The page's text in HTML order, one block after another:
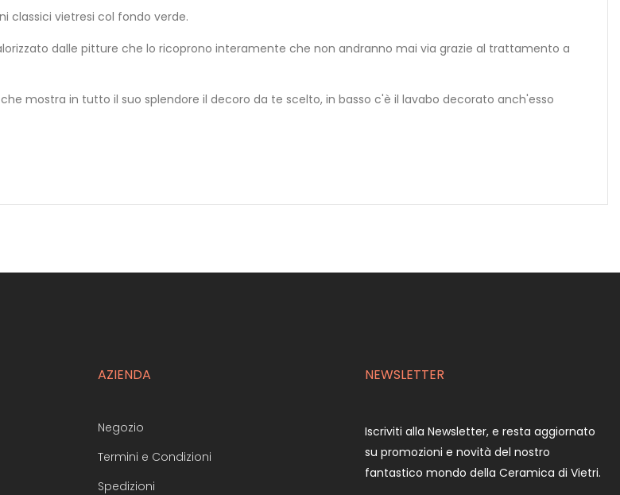
classici vietresi col fondo verde.
dalle pitture che lo ricoprono interamente che non andranno mai via grazie al trattamento a
mostra in tutto il suo splendore il decoro da te scelto, in basso c'è il lavabo decorato anch'esso
AZIENDA
Negozio
Termini e Condizioni
Spedizioni
NEWSLETTER
Iscriviti alla Newsletter, e resta aggiornato
su promozioni e novità del nostro
fantastico mondo della Ceramica di Vietri.